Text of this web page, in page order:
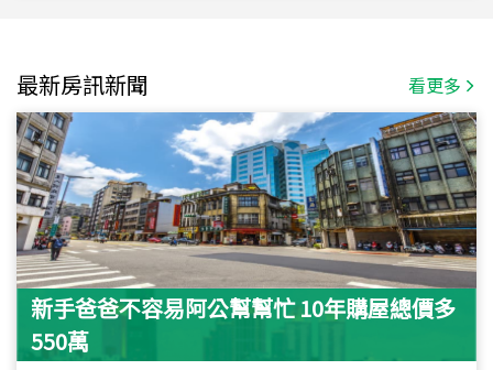
最新房訊新聞 看更多
新手爸爸不容易阿公幫幫忙 10年購屋總價多
550萬